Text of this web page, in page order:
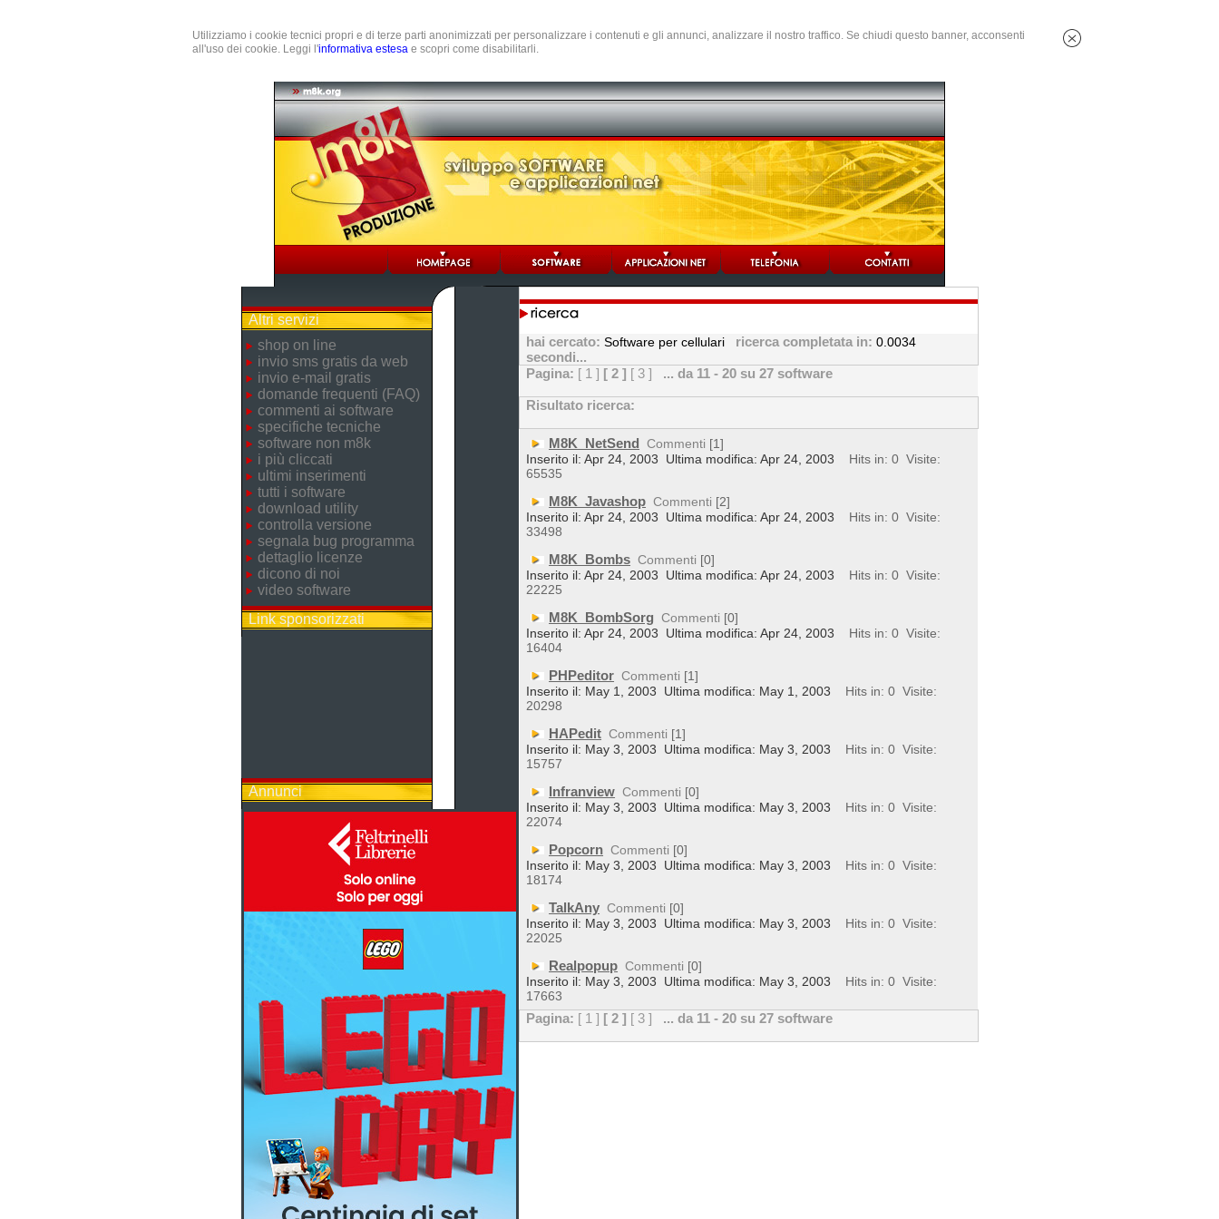
Utilizziamo i cookie tecnici propri e di terze parti anonimizzati per personalizzare i contenuti e gli annunci, analizzare il nostro traffico. Se chiudi questo banner, acconsenti
all'uso dei cookie. Leggi l'informativa estesa e scopri come disabilitarli.
Altri servizi
shop on line
invio sms gratis da web
invio e-mail gratis
domande frequenti (FAQ)
commenti ai software
specifiche tecniche
software non m8k
i più cliccati
ultimi inserimenti
tutti i software
download utility
controlla versione
segnala bug programma
dettaglio licenze
dicono di noi
video software
Link sponsorizzati
Annunci
hai cercato:Software per cellulari ricerca completata in:0.0034
secondi...
Pagina: [ 1 ] [ 2 ] [ 3 ] ... da 11 - 20 su 27 software
Risultato ricerca:
M8K_NetSend Commenti [1]
Inserito il: Apr 24, 2003 Ultima modifica: Apr 24, 2003 Hits in: 0 Visite:
65535
M8K_Javashop Commenti [2]
Inserito il: Apr 24, 2003 Ultima modifica: Apr 24, 2003 Hits in: 0 Visite:
33498
M8K_Bombs Commenti [0]
Inserito il: Apr 24, 2003 Ultima modifica: Apr 24, 2003 Hits in: 0 Visite:
22225
M8K_BombSorg Commenti [0]
Inserito il: Apr 24, 2003 Ultima modifica: Apr 24, 2003 Hits in: 0 Visite:
16404
PHPeditor Commenti [1]
Inserito il: May 1, 2003 Ultima modifica: May 1, 2003 Hits in: 0 Visite:
20298
HAPedit Commenti [1]
Inserito il: May 3, 2003 Ultima modifica: May 3, 2003 Hits in: 0 Visite:
15757
Infranview Commenti [0]
Inserito il: May 3, 2003 Ultima modifica: May 3, 2003 Hits in: 0 Visite:
22074
Popcorn Commenti [0]
Inserito il: May 3, 2003 Ultima modifica: May 3, 2003 Hits in: 0 Visite:
18174
TalkAny Commenti [0]
Inserito il: May 3, 2003 Ultima modifica: May 3, 2003 Hits in: 0 Visite:
22025
Realpopup Commenti [0]
Inserito il: May 3, 2003 Ultima modifica: May 3, 2003 Hits in: 0 Visite:
17663
Pagina: [ 1 ] [ 2 ] [ 3 ] ... da 11 - 20 su 27 software